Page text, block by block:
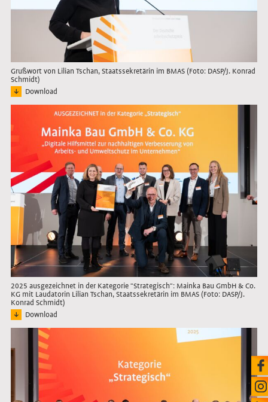
Grußwort von Lilian Tschan, Staatssekretärin im BMAS (Foto: DASP/J. Konrad
Schmidt)
Download
Link öffnet das Bild in Lightbox
2025 ausgezeichnet in der Kategorie "Strategisch": Mainka Bau GmbH & Co.
KG mit Laudatorin Lilian Tschan, Staatssekretärin im BMAS (Foto: DASP/J.
Konrad Schmidt)
Download
Link öffnet das Bild in Lightbox